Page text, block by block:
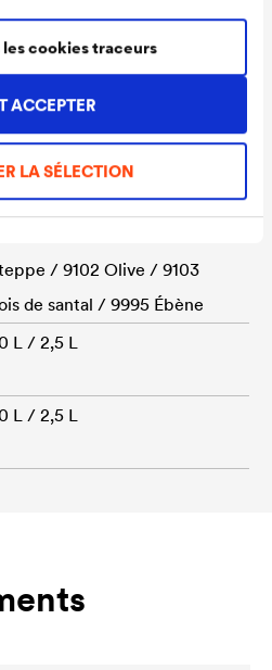
ACCEPTER
LA SÉLECTION
cookies traceurs
Pin / 3180 Rouge suédois
Bleu / 6486 Vert sapin /
Chêne clair / 7360 Gris
/ 7365 Gris volcan / 7380
quartz / 8170 Noyer clair /
Noyer foncé / 8320 Teck
/ 9102 Olive / 9103
de santal / 9995 Ébène
L / 2,5 L
L / 2,5 L